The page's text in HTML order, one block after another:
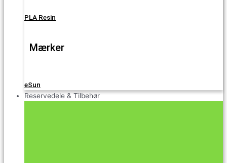
PLA Resin
Mærker
eSun
Reservedele & Tilbehør